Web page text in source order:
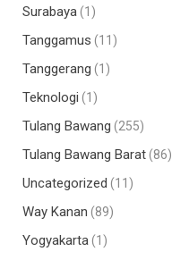
Surabaya(1)
Tanggamus (11)
Tanggerang (1)
Teknologi (1)
Tulang Bawang (255)
Tulang Bawang Barat(86)
Uncategorized (11)
Way Kanan (89)
Yogyakarta(1)